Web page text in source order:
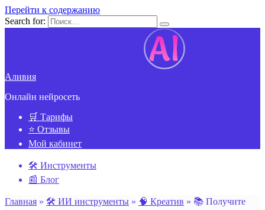
Перейти к содержанию
Search for:
Аливия
Онлайн нейросеть
🛒 Тарифы
⭐ Отзывы
Мой кабинет
🛠️ Инструменты
📰 Блог
Главная » 🛠️ ИИ инструменты » 🧠 Креатив » 📚 Получите